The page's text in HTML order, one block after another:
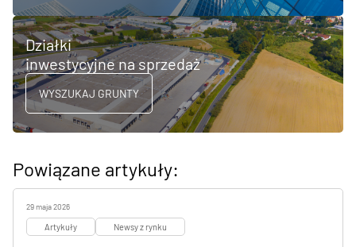
Działki
inwestycyjne na sprzedaż
WYSZUKAJ GRUNTY
Powiązane artykuły:
29 maja 2026
Artykuły Newsy z rynku